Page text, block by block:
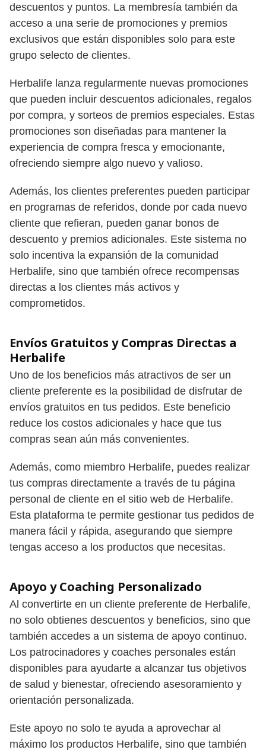
descuentos y puntos. La membresía también da
acceso a una serie de promociones y premios
exclusivos que están disponibles solo para este
grupo selecto de clientes.
Herbalife lanza regularmente nuevas promociones
que pueden incluir descuentos adicionales, regalos
por compra, y sorteos de premios especiales. Estas
promociones son diseñadas para mantener la
experiencia de compra fresca y emocionante,
ofreciendo siempre algo nuevo y valioso.
Además, los clientes preferentes pueden participar
en programas de referidos, donde por cada nuevo
cliente que refieran, pueden ganar bonos de
descuento y premios adicionales. Este sistema no
solo incentiva la expansión de la comunidad
Herbalife, sino que también ofrece recompensas
directas a los clientes más activos y
comprometidos.
Envíos Gratuitos y Compras Directas a
Herbalife
Uno de los beneficios más atractivos de ser un
cliente preferente es la posibilidad de disfrutar de
envíos gratuitos en tus pedidos. Este beneficio
reduce los costos adicionales y hace que tus
compras sean aún más convenientes.
Además, como miembro Herbalife, puedes realizar
tus compras directamente a través de tu página
personal de cliente en el sitio web de Herbalife.
Esta plataforma te permite gestionar tus pedidos de
manera fácil y rápida, asegurando que siempre
tengas acceso a los productos que necesitas.
Apoyo y Coaching Personalizado
Al convertirte en un cliente preferente de Herbalife,
no solo obtienes descuentos y beneficios, sino que
también accedes a un sistema de apoyo continuo.
Los patrocinadores y coaches personales están
disponibles para ayudarte a alcanzar tus objetivos
de salud y bienestar, ofreciendo asesoramiento y
orientación personalizada.
Este apoyo no solo te ayuda a aprovechar al
máximo los productos Herbalife, sino que también